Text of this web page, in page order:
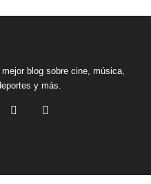
blog sobre cine, música,
y más.